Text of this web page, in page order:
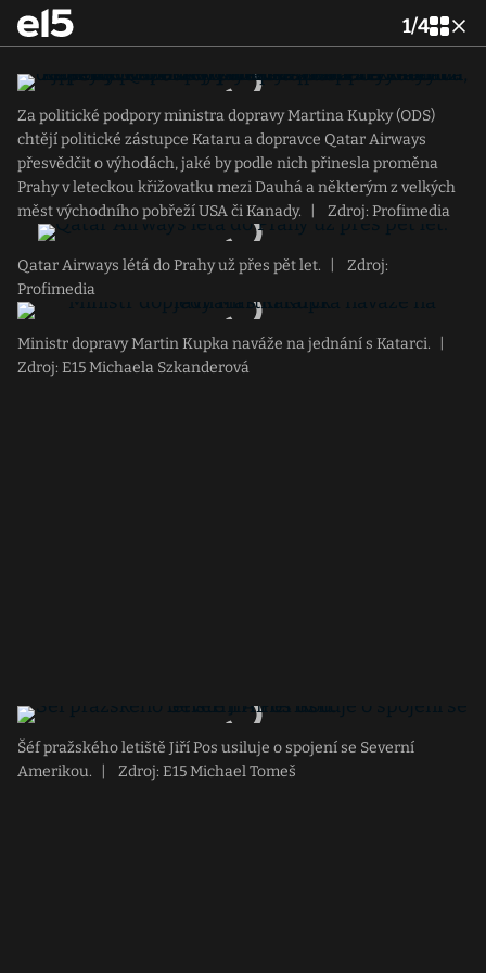
1/4
Za politické podpory ministra dopravy Martina Kupky (ODS)
chtějí politické zástupce Kataru a dopravce Qatar Airways
přesvědčit o výhodách, jaké by podle nich přinesla proměna
Prahy v leteckou křižovatku mezi Dauhá a některým z velkých
měst východního pobřeží USA či Kanady.
Zdroj: Profimedia
Qatar Airways létá do Prahy už přes pět let.
Zdroj:
Profimedia
Ministr dopravy Martin Kupka naváže na jednání s Katarci.
Zdroj: E15 Michaela Szkanderová
Šéf pražského letiště Jiří Pos usiluje o spojení se Severní
Amerikou.
Zdroj: E15 Michael Tomeš